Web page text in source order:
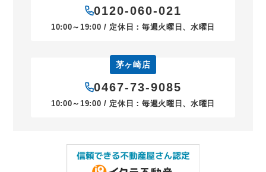
0120-060-021
10:00～19:00 / 定休日：毎週火曜日、水曜日
茅ヶ崎店
0467-73-9085
10:00～19:00 / 定休日：毎週火曜日、水曜日